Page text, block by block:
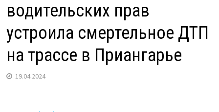
водительских прав
устроила смертельное ДТП
на трассе в Приангарье
19.04.2024